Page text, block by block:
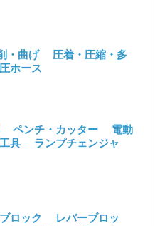
・曲げ
圧着・圧縮・多
ホース
ペンチ・カッター
電動
具
ランプチェンジャ
ロック
レバーブロッ